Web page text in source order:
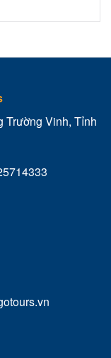
Trường Vinh, Tỉnh